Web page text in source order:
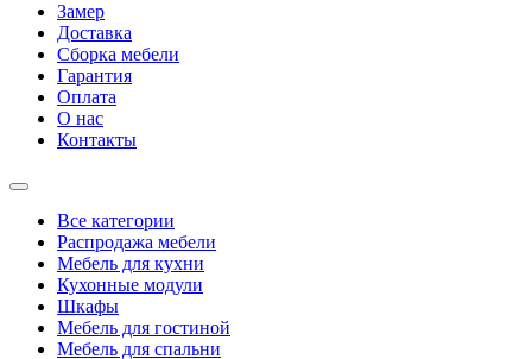
Замер
Доставка
Сборка мебели
Гарантия
Оплата
О нас
Контакты
Все категории
Распродажа мебели
Мебель для кухни
Кухонные модули
Шкафы
Мебель для гостиной
Мебель для спальни